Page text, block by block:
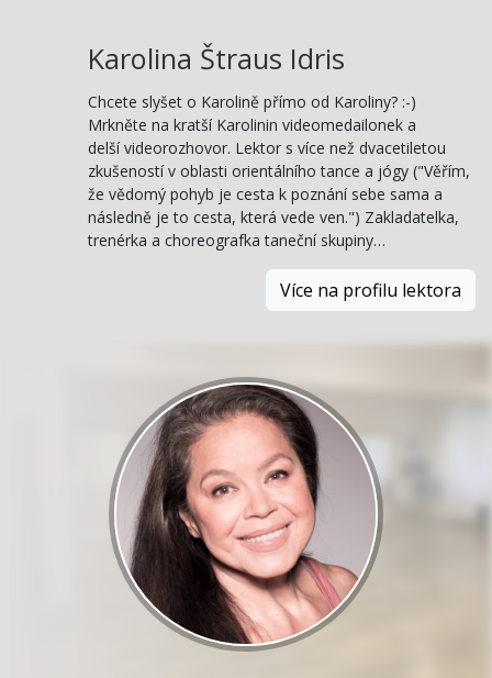
Karolina Štraus Idris
Chcete slyšet o Karolině přímo od Karoliny? :-)
Mrkněte na kratší Karolinin videomedailonek a
delší videorozhovor. Lektor s více než dvacetiletou
zkušeností v oblasti orientálního tance a jógy ("Věřím,
že vědomý pohyb je cesta k poznání sebe sama a
následně je to cesta, která vede ven.") Zakladatelka,
trenérka a choreografka taneční skupiny…
Více na profilu lektora